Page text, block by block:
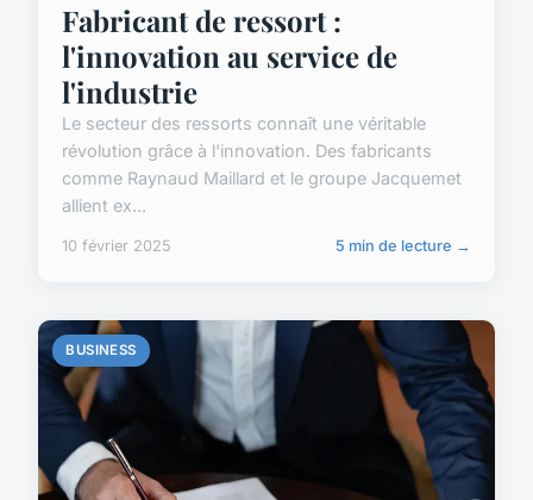
Fabricant de ressort :
l'innovation au service de
l'industrie
Le secteur des ressorts connaît une véritable
révolution grâce à l'innovation. Des fabricants
comme Raynaud Maillard et le groupe Jacquemet
allient ex...
10 février 2025 5 min de lecture →
BUSINESS